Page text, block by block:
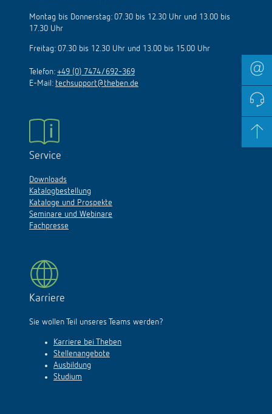
Montag bis Donnerstag: 07.30 bis 12.30 Uhr und 13.00 bis
17.30 Uhr
Freitag: 07.30 bis 12.30 Uhr und 13.00 bis 15.00 Uhr
Telefon: +49 (0) 7474/692-369
E-Mail: techsupport@theben.de
Service
Downloads
Katalogbestellung
Kataloge und Prospekte
Seminare und Webinare
Fachpresse
Karriere
Sie wollen Teil unseres Teams werden?
Karriere bei Theben
Stellenangebote
Ausbildung
Studium